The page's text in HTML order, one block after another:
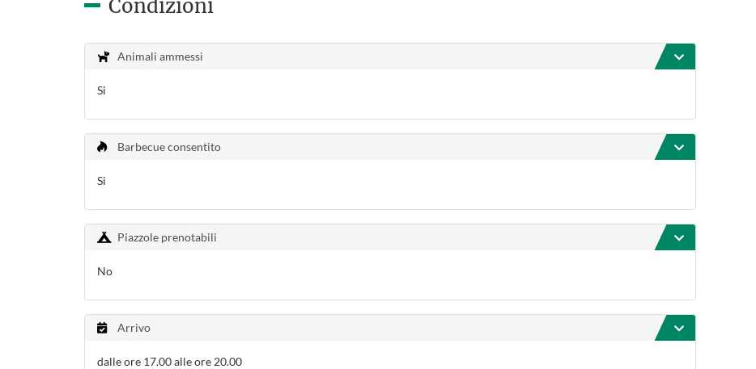
Condizioni
Animali ammessi
Si
Barbecue consentito
Si
Piazzole prenotabili
No
Arrivo
dalle ore 17.00 alle ore 20.00